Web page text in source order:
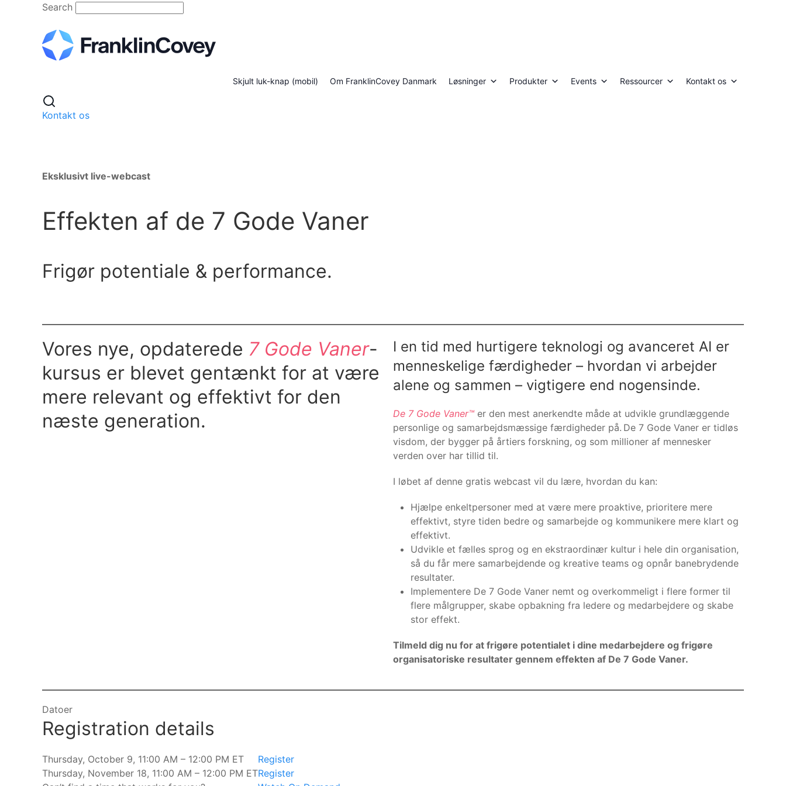
Skip
content
Search
Skjult luk-knap (mobil) Om FranklinCovey Danmark Løsninger Produkter Events Ressourcer Kontakt os
Kontakt os
Eksklusivt live-webcast
Effekten af de 7 Gode Vaner
Frigør potentiale & performance.
Vores nye, opdaterede 7 Gode Vaner-
kursus er blevet gentænkt for at være
mere relevant og effektivt for den
næste generation.
I en tid med hurtigere teknologi og avanceret AI er
menneskelige færdigheder – hvordan vi arbejder
alene og sammen – vigtigere end nogensinde.
De 7 Gode Vaner™ er den mest anerkendte måde at udvikle grundlæggende
personlige og samarbejdsmæssige færdigheder på. De 7 Gode Vaner er tidløs
visdom, der bygger på årtiers forskning, og som millioner af mennesker
verden over har tillid til.
I løbet af denne gratis webcast vil du lære, hvordan du kan:
Hjælpe enkeltpersoner med at være mere proaktive, prioritere mere
effektivt, styre tiden bedre og samarbejde og kommunikere mere klart og
effektivt.
Udvikle et fælles sprog og en ekstraordinær kultur i hele din organisation,
så du får mere samarbejdende og kreative teams og opnår banebrydende
resultater.
Implementere De 7 Gode Vaner nemt og overkommeligt i flere former til
flere målgrupper, skabe opbakning fra ledere og medarbejdere og skabe
stor effekt.
Tilmeld dig nu for at frigøre potentialet i dine medarbejdere og frigøre
organisatoriske resultater gennem effekten af De 7 Gode Vaner.
Datoer
Registration details
Thursday, October 9, 11:00 AM – 12:00 PM ET
Register
Thursday, November 18, 11:00 AM – 12:00 PM ETRegister